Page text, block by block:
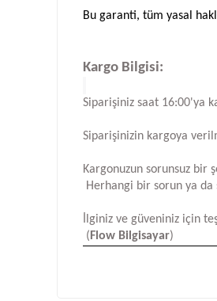
Bu garanti, tüm yasal
Kargo Bilgisi:
Siparişiniz saat 16:00'ya
Siparişinizin kargoya
Kargonuzun sorunsuz bir
Herhangi bir sorun ya da
İlginiz ve güveniniz için
( Flow Bilgisayar)